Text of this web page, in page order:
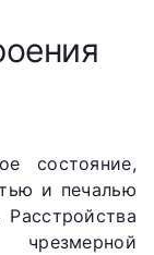
состояние,
и печалью
чрезмерной